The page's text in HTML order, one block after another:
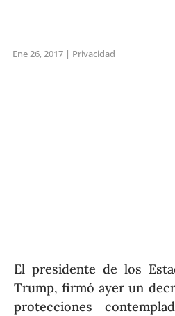
Ene 26, 2017| Privacidad
El presidente de los
Trump, firmó ayer un
protecciones